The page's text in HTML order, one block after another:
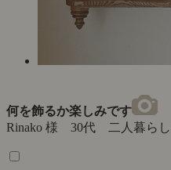
何を飾るか楽しみです
Rinako 様 30代 二人暮らし